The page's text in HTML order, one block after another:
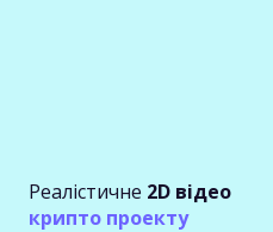
Реалістичне 2D відео
крипто проекту